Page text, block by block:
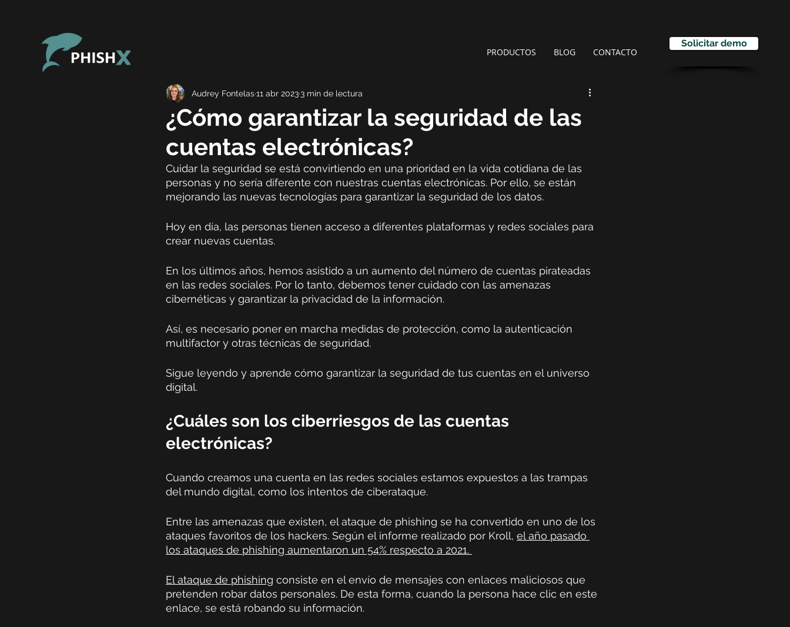
PRODUCTOS BLOG CONTACTO
Solicitar demo
¿Cómo garantizar la seguridad de las
cuentas electrónicas?
Audrey Fontelas11 abr 20233 min de lectura
Cuidar la seguridad se está convirtiendo en una prioridad en la vida cotidiana de las
personas y no sería diferente con nuestras cuentas electrónicas. Por ello, se están
mejorando las nuevas tecnologías para garantizar la seguridad de los datos.
Hoy en día, las personas tienen acceso a diferentes plataformas y redes sociales para
crear nuevas cuentas.
En los últimos años, hemos asistido a un aumento del número de cuentas pirateadas
en las redes sociales. Por lo tanto, debemos tener cuidado con las amenazas
cibernéticas y garantizar la privacidad de la información.
Así, es necesario poner en marcha medidas de protección, como la autenticación
multifactor y otras técnicas de seguridad.
Sigue leyendo y aprende cómo garantizar la seguridad de tus cuentas en el universo
digital.
¿Cuáles son los ciberriesgos de las cuentas
electrónicas?
Cuando creamos una cuenta en las redes sociales estamos expuestos a las trampas
del mundo digital, como los intentos de ciberataque.
Entre las amenazas que existen, el ataque de phishing se ha convertido en uno de los
ataques favoritos de los hackers. Según el informe realizado por Kroll, el año pasado
los ataques de phishing aumentaron un 54% respecto a 2021.
El ataque de phishing consiste en el envío de mensajes con enlaces maliciosos que
pretenden robar datos personales. De esta forma, cuando la persona hace clic en este
enlace, se está robando su información.